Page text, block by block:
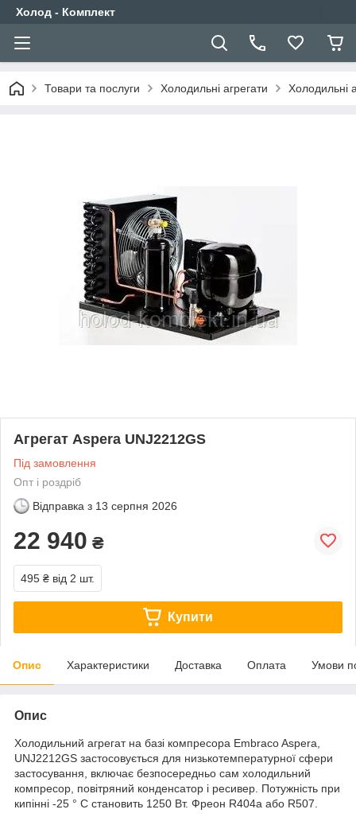
Холод - Комплект
Товари та послуги Холодильні агрегати Холодильні
Агрегат Aspera UNJ2212GS
Під замовлення
Опт і роздріб
Відправка з 13 серпня 2026
22 940 ₴
495 ₴ від 2 шт.
Купити
Опис Характеристики Доставка Оплата Умови
Опис
Холодильний агрегат на базі компресора Embraco Aspera,
UNJ2212GS застосовується для низькотемпературної сфери
застосування, включає безпосередньо сам холодильний
компресор, повітряний конденсатор і ресивер. Потужність при
кипінні -25 ° С становить 1250 Вт. Фреон R404a або R507.